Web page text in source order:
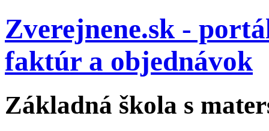
Zverejnene.sk -
faktúr a objednávok
Základná škola s